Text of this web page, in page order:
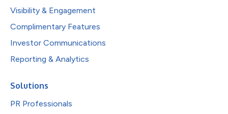
Visibility & Engagement
Complimentary Features
Investor Communications
Reporting & Analytics
Solutions
PR Professionals